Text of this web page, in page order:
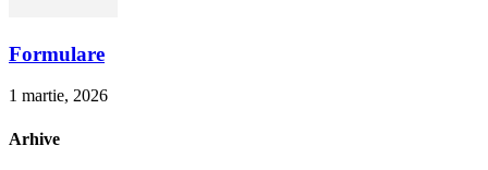
Formulare
1 martie, 2026
Arhive